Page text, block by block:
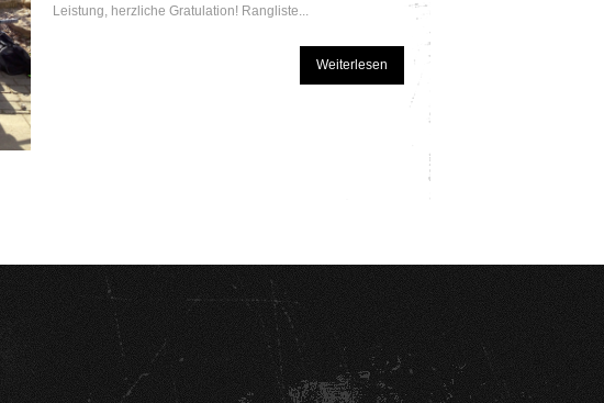
Leistung, herzliche Gratulation! Rangliste...
Weiterlesen